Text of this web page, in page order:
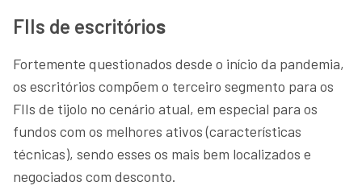
FIIs de escritórios
Fortemente questionados desde o início da pandemia,
os escritórios compõem o terceiro segmento para os
FIIs de tijolo no cenário atual, em especial para os
fundos com os melhores ativos (características
técnicas), sendo esses os mais bem localizados e
negociados com desconto.